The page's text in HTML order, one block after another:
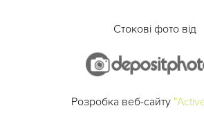
Стокові фото від
Розробка веб-сайту